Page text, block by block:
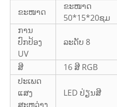
ຂະໜາດ
ຂະໜາດ
50*15*20ຊມ
ການ
ປົກປ້ອງ
UV
ລະດັບ 8
ສີ 16 ສີ RGB
ປະເພດ
ແສງ
ສະຫວ່າງ
LED ປ່ຽນສີ